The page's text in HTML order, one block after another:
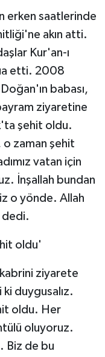
erken saatlerinde
akın atti.
Kur'an-ı
etti. 2008
babası,
ziyaretine
şehit oldu.
zaman şehit
vatan için
İnşallah bundan
o yönde. Allah
dedi.
oldu'
kabrini ziyarete
duygusalız.
oldu. Her
oluyoruz.
Biz de bu